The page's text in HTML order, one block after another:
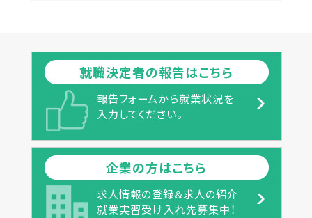
就職決定者の報告はこちら
報告フォームから就業状況を
入力してください。
企業の方はこちら
求人情報の登録＆求人の紹介
就業実習受け入れ先募集中！